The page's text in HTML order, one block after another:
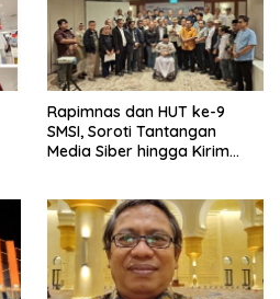
Rapimnas dan HUT ke-9
SMSI, Soroti Tantangan
Media Siber hingga Kirim